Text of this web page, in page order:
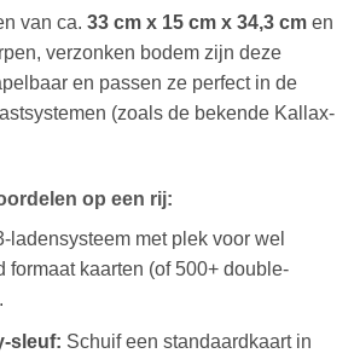
van ca. 33 cm x 15 cm x 34,3 cm en
verzonken bodem zijn deze
en passen ze perfect in de
(zoals de bekende Kallax-
op een rij:
ladensysteem met plek voor wel
formaat kaarten (of 500+ double-
sleuf: Schuif een standaardkaart in